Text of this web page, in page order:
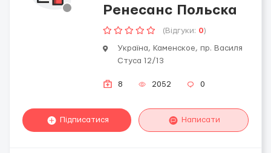
Ренесанс Польска
(Відгуки: 0)
Україна, Каменское, пр. Василя
Стуса 12/13
8 2052 0
Підписатися Написати